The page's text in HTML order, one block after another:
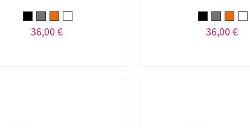
36,00 € 36,00 €